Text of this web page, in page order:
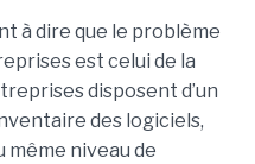
à dire que le problème
est celui de la
disposent d’un
des logiciels,
même niveau de